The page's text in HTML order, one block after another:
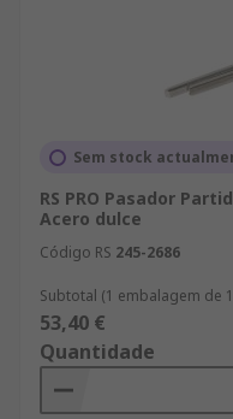
Sem stock
RS PRO Pasador
Acero dulce
Código RS 245-2686
Subtotal (1 embalagem de
53,40 €
Quantidade